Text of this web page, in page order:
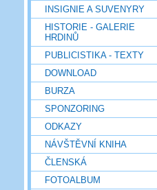
INSIGNIE A SUVENYRY
HISTORIE - GALERIE
HRDINŮ
PUBLICISTIKA - TEXTY
DOWNLOAD
BURZA
SPONZORING
ODKAZY
NÁVŠTĚVNÍ KNIHA
ČLENSKÁ
FOTOALBUM